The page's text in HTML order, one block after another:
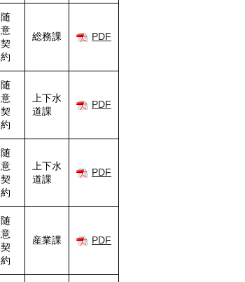
随
意
契
約
総務課 PDF
随
意
契
約
上下水
道課
PDF
随
意
契
約
上下水
道課
PDF
随
意
契
約
産業課 PDF